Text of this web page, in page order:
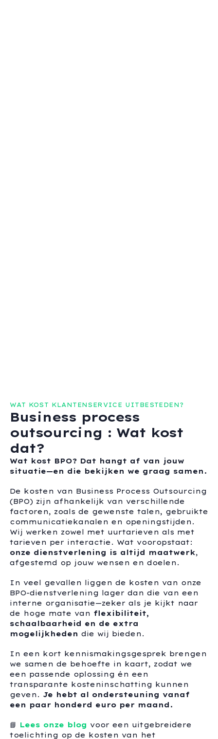
WAT KOST KLANTENSERVICE UITBESTEDEN?
Business process
outsourcing : Wat kost
dat?
Wat kost BPO? Dat hangt af van jouw
situatie—en die bekijken we graag samen.
De kosten van Business Process Outsourcing
(BPO) zijn afhankelijk van verschillende
factoren, zoals de gewenste talen, gebruikte
communicatiekanalen en openingstijden.
Wij werken zowel met uurtarieven als met
tarieven per interactie. Wat vooropstaat:
onze dienstverlening is altijd maatwerk,
afgestemd op jouw wensen en doelen.
In veel gevallen liggen de kosten van onze
BPO-dienstverlening lager dan die van een
interne organisatie—zeker als je kijkt naar
de hoge mate van flexibiliteit,
schaalbaarheid en de extra
mogelijkheden die wij bieden.
In een kort kennismakingsgesprek brengen
we samen de behoefte in kaart, zodat we
een passende oplossing én een
transparante kosteninschatting kunnen
geven. Je hebt al ondersteuning vanaf
een paar honderd euro per maand.
📘 Lees onze blog voor een uitgebreidere
toelichting op de kosten van het